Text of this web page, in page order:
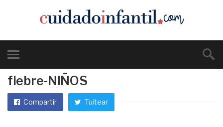
fiebre-NIÑOS
Compartir Tuitear